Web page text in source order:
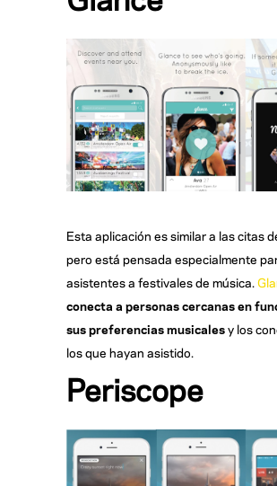
Esta aplicación es similar a las citas
pero está pensada especialmente
asistentes a festivales de música.
conecta a personas cercanas en
sus preferencias musicalesy los
los que hayan asistido.
Periscope